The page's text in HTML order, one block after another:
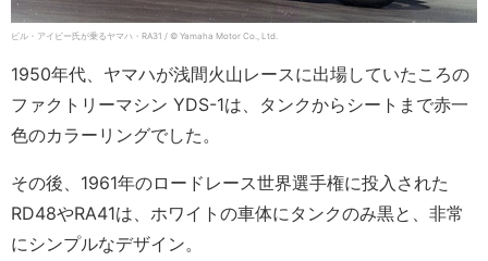
ビル・アイビー氏が乗るヤマハ・RA31 / © Yamaha Motor Co., Ltd.
1950年代、ヤマハが浅間火山レースに出場していたころの
ファクトリーマシン YDS-1は、タンクからシートまで赤一
色のカラーリングでした。
その後、1961年のロードレース世界選手権に投入された
RD48やRA41は、ホワイトの車体にタンクのみ黒と、非常
にシンプルなデザイン。